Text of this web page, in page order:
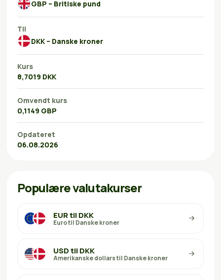
GBP – Britiske pund
Til
DKK – Danske kroner
Kurs
8,7019 DKK
Omvendt kurs
0,1149 GBP
Opdateret
06.08.2026
Populære valutakurser
EUR til DKK
Euro til Danske kroner
USD til DKK
Amerikanske dollars til Danske kroner